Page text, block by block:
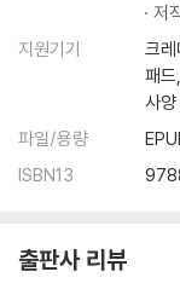
저
지원기기
크
패
사
파일/용량
ISBN13
출판사 리뷰